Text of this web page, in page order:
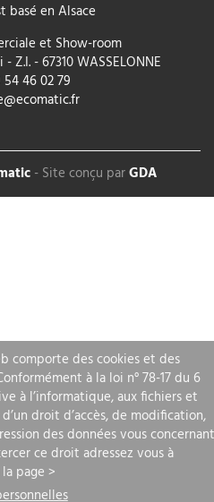
basé en Alsace
et Show-room
Z.I.-67310WASSELONNE
54 46 02 79
- Site conçu parGDA
comporte des cookies et des
à la loi n° 78-17 du 6
à l’informatique, aux fichiers et
droit d’accès, de modification,
des données vous concernant
ce droit adressez vous à
page >